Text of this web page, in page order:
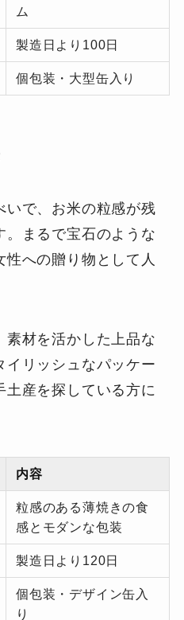
ム
製造日より100日
個包装・大型缶入り
いで、お米の粒感が残
。まるで宝石のような
への贈り物として人
素材を活かした上品な
イリッシュなパッケー
土産を探している方に
内容
粒感のある薄焼きの食
感とモダンな包装
製造日より120日
個包装・デザイン缶入
り